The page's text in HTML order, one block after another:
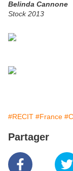
Belinda Cannone
Stock 2013
#RECIT #France
Partager